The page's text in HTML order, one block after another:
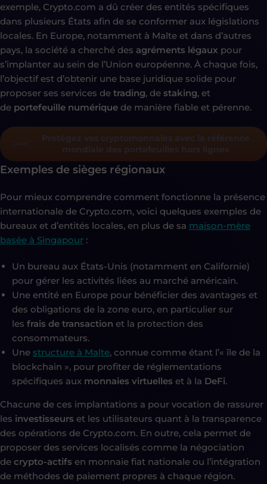
exemple, Crypto.com a dû créer des entités spécifiques
dans plusieurs États afin de se conformer aux législations
locales. En Europe, notamment à Malte et dans d’autres
pays, la société a cherché des agréments légaux pour
s’implanter au sein de l’Union européenne. À chaque fois,
l’objectif est d’obtenir une base juridique solide pour
proposer ses services de trading, de staking, et
de portefeuille numérique de manière fiable et pérenne.
Protégez vos cryptomonnaies avec la référence
mondiale des portefeuilles hors lignes
Exemples de sièges régionaux
Pour mieux comprendre comment fonctionne la présence
internationale de Crypto.com, voici quelques exemples de
bureaux et d’entités locales, en plus de sa maison-mère
basée à Singapour :
Un bureau aux États-Unis (notamment en Californie)
pour gérer les activités liées au marché américain.
Une entité en Europe pour bénéficier des avantages et
des obligations de la zone euro, en particulier sur
les frais de transaction et la protection des
consommateurs.
Une structure à Malte, connue comme étant l’« île de la
blockchain », pour profiter de réglementations
spécifiques aux monnaies virtuelles et à la DeFi.
Chacune de ces implantations a pour vocation de rassurer
les investisseurs et les utilisateurs quant à la transparence
des opérations de Crypto.com. En outre, cela permet de
proposer des services localisés comme la négociation
de crypto-actifs en monnaie fiat nationale ou l’intégration
de méthodes de paiement propres à chaque région.